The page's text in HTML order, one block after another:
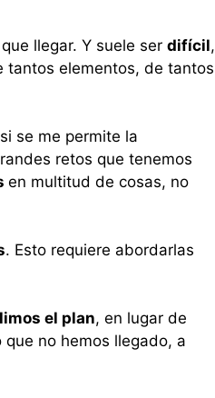
llegar. Y suele ser difícil,
tantos elementos, de tantos
se me permite la
retos que tenemos
en multitud de cosas, no
. Esto requiere abordarlas
el plan, en lugar de
no hemos llegado, a